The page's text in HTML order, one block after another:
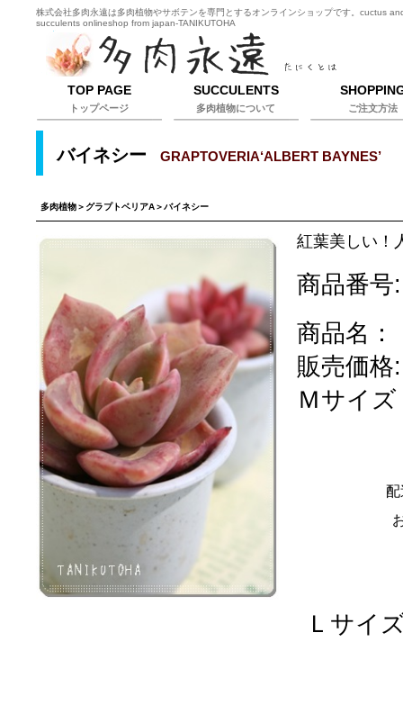
株式会社多肉永遠は多肉植物やサボテンを専門とするオンラインショップです。cuctus
succulents onlineshop from japan-TANIKUTOHA
バイネシー GRAPTOVERIA‘ALBERT BAYNES’
多肉植物＞ グラプトベリアA＞バイネシー
紅葉美しい！
商品番号:
商品名
販売価格:
Ｍサイ
Ｌサイ
TOP PAGE
トップページ
SUCCULENTS
多肉植物について ご注文方法